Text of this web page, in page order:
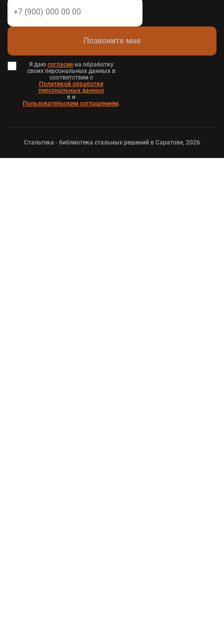
Позвоните мне
Я даю согласиена обработку
своих персональных данных в
соответствии с
Политикой обработки
персональных данных
в и
Пользовательским соглашением.
Стальтека - библиотека стальных решений в Саратове, 2026